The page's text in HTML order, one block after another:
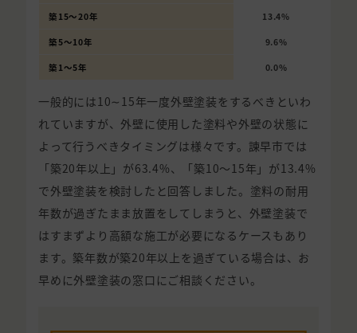
築15〜20年 13.4%
築5〜10年 9.6%
築1〜5年 0.0%
一般的には10∼15年一度外壁塗装をするべきといわ
れていますが、外壁に使用した塗料や外壁の状態に
よって行うべきタイミングは様々です。諫早市では
「築20年以上」が63.4%、「築10〜15年」が13.4%
で外壁塗装を検討したと回答しました。塗料の耐用
年数が過ぎたまま放置をしてしまうと、外壁塗装で
はすまずより高額な施工が必要になるケースもあり
ます。築年数が築20年以上を過ぎている場合は、お
早めに外壁塗装の窓口にご相談ください。